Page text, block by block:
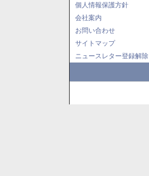
個人情報保護方針
会社案内
お問い合わせ
サイトマップ
ニュースレター登録解除